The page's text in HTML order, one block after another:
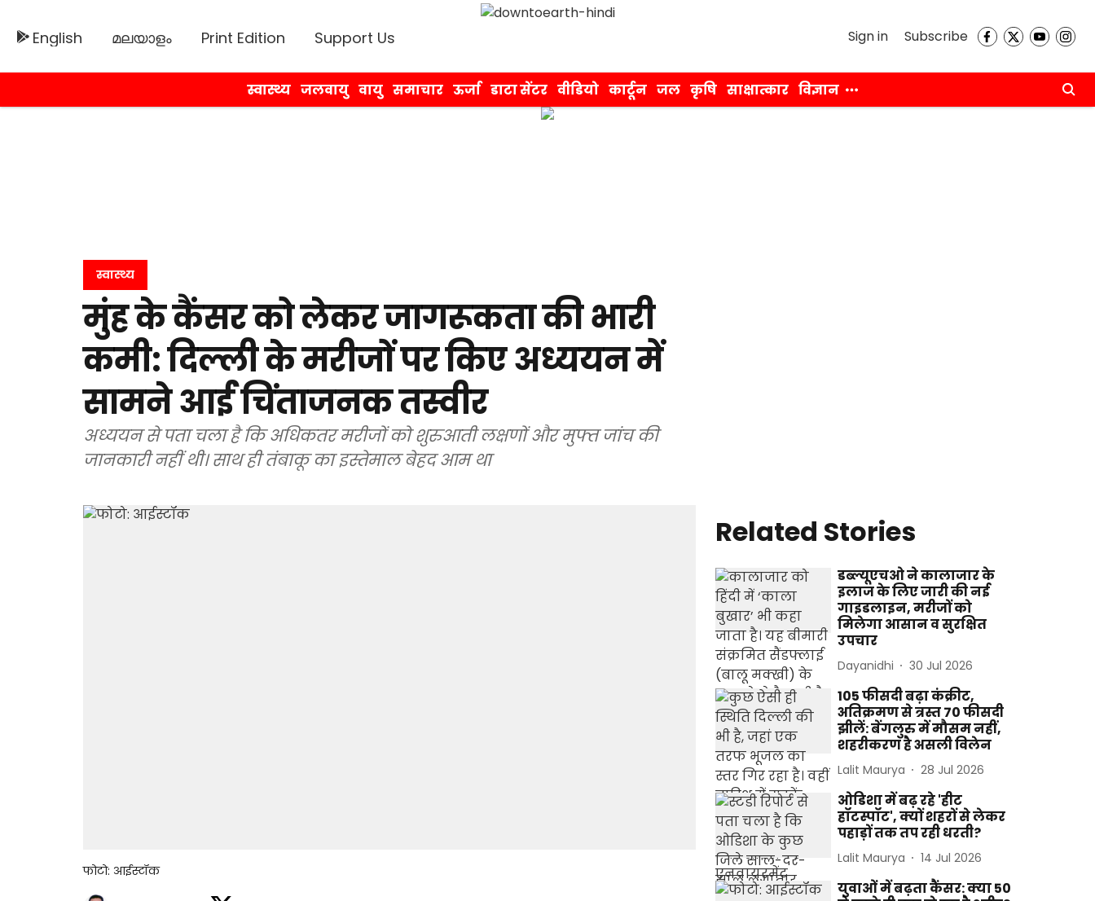
English മലയാളം Print Edition Support Us Sign in Subscribe
स्वास्थ्य जलवायु वायु समाचार ऊर्जा डाटा सेंटर वीडियो कार्टून जल कृषि साक्षात्कार विज्ञान
स्वास्थ्य
मुंह के कैंसर को लेकर जागरूकता की भारी
कमी: दिल्ली के मरीजों पर किए अध्ययन में
सामने आई चिंताजनक तस्वीर
अध्ययन से पता चला है कि अधिकतर मरीजों को शुरुआती लक्षणों और मुफ्त जांच की
जानकारी नहीं थी। साथ ही तंबाकू का इस्तेमाल बेहद आम था
फोटो: आईस्टॉक
Related Stories
डब्ल्यूएचओ ने कालाजार के
इलाज के लिए जारी की नई
गाइडलाइन, मरीजों को
मिलेगा आसान व सुरक्षित
उपचार
Dayanidhi 30 Jul 2026
105 फीसदी बढ़ा कंक्रीट,
अतिक्रमण से त्रस्त 70 फीसदी
झीलें: बेंगलुरु में मौसम नहीं,
शहरीकरण है असली विलेन
Lalit Maurya 28 Jul 2026
ओडिशा में बढ़ रहे 'हीट
हॉटस्पॉट', क्यों शहरों से लेकर
पहाड़ों तक तप रही धरती?
Lalit Maurya 14 Jul 2026
युवाओं में बढ़ता कैंसर: क्या 50